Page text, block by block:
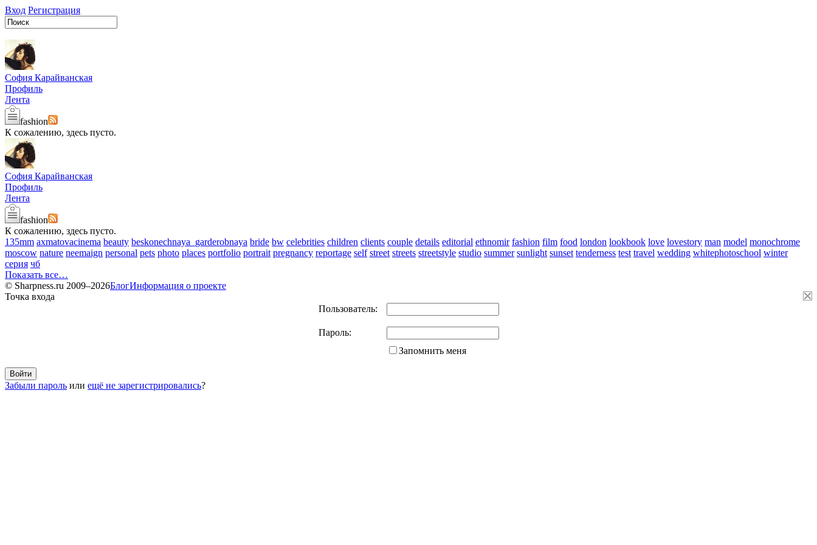
Вход Регистрация
София Карайванская
Профиль
Лента
fashion
К сожалению, здесь пусто.
София Карайванская
Профиль
Лента
fashion
К сожалению, здесь пусто.
135mm axmatovacinema beauty beskonechnaya_garderobnaya bride bw celebrities children clients couple details editorial ethnomir fashion film food london lookbook love lovestory man model monochrome
moscow nature neemaign personal pets photo places portfolio portrait pregnancy reportage self street streets streetstyle studio summer sunlight sunset tenderness test travel wedding whitephotoschool winter
серия чб
Показать все…
© Sharpness.ru 2009–2026БлогИнформация о проекте
Точка входа
Пользователь:
Пароль:
Запомнить меня
Забыли пароль или ещё не зарегистрировались?